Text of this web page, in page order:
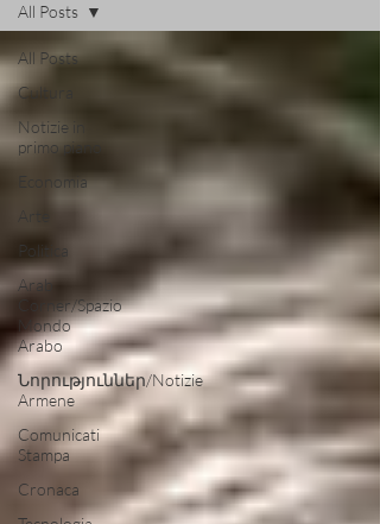
All Posts
Cultura
Notizie in
primo piano
Economia
Arte
Politica
Arab
Corner/Spazio
Mondo
Arabo
Նորություններ/Notizie
Armene
Comunicati
Stampa
Cronaca
All Posts